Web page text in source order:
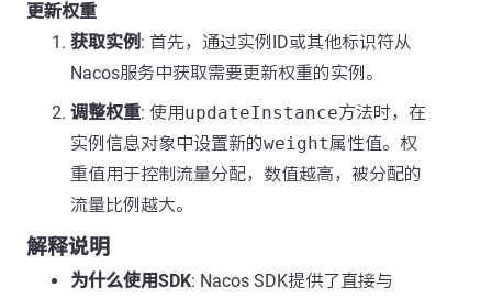
更新权重
获取实例: 首先，通过实例ID或其他标识符从
Nacos服务中获取需要更新权重的实例。
调整权重: 使用updateInstance方法时，在
实例信息对象中设置新的weight属性值。权
重值用于控制流量分配，数值越高，被分配的
流量比例越大。
解释说明
为什么使用SDK: Nacos SDK提供了直接与